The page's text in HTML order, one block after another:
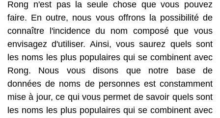
Rong n'est pas la seule chose que vous pouvez
faire. En outre, nous vous offrons la possibilité de
connaître l'incidence du nom composé que vous
envisagez d'utiliser. Ainsi, vous saurez quels sont
les noms les plus populaires qui se combinent avec
Rong. Nous vous disons que notre base de
données de noms de personnes est constamment
mise à jour, ce qui vous permet de savoir quels sont
les noms les plus populaires qui se combinent avec